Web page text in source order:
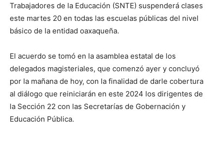
Trabajadores de la Educación (SNTE) suspenderá clases
este martes 20 en todas las escuelas públicas del nivel
básico de la entidad oaxaqueña.
El acuerdo se tomó en la asamblea estatal de los
delegados magisteriales, que comenzó ayer y concluyó
por la mañana de hoy, con la finalidad de darle cobertura
al diálogo que reiniciarán en este 2024 los dirigentes de
la Sección 22 con las Secretarías de Gobernación y
Educación Pública.